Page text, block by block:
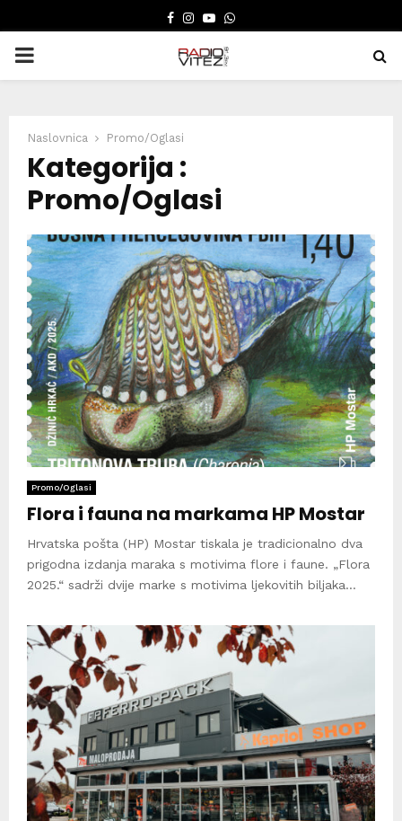
FACEBOOK
INSTAGRAM
YOUTUBE
WHATSAPP
PRIMARY
Naslovnica Promo/Oglasi
Kategorija :
Promo/Oglasi
Promo/Oglasi
Flora i fauna na markama HP Mostar
Hrvatska pošta (HP) Mostar tiskala je tradicionalno dva
prigodna izdanja maraka s motivima flore i faune. „Flora
2025.“ sadrži dvije marke s motivima ljekovitih biljaka...